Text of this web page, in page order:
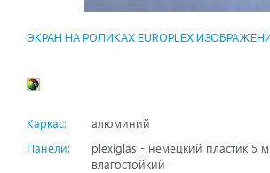
ЭКРАН НА РОЛИКАХ EUROPLEX
Каркас:
алюминий
Панели:
plexiglas - немецкий пластик 5
влагостойкий